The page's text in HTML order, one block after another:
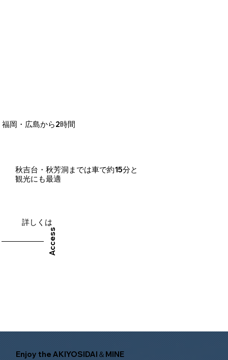
Enjoy the AKIYOSIDAI＆MINE
福岡・広島から2時間
​詳しくは
Access
秋吉台・秋芳洞までは車で約15分と
観光にも最適